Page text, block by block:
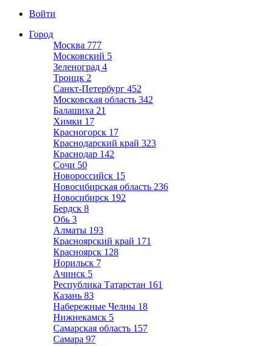
Войти
Город
Москва 777
Московский 5
Зеленоград 4
Троицк 2
Санкт-Петербург 452
Московская область 342
Балашиха 21
Химки 17
Красногорск 17
Краснодарский край 323
Краснодар 142
Сочи 50
Новороссийск 15
Новосибирская область 236
Новосибирск 192
Бердск 8
Обь 3
Алматы 193
Красноярский край 171
Красноярск 128
Норильск 7
Ачинск 5
Республика Татарстан 161
Казань 83
Набережные Челны 18
Нижнекамск 5
Самарская область 157
Самара 97